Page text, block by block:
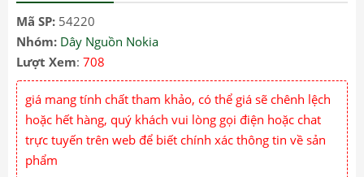
Mã SP: 54220
Nhóm: Dây Nguồn Nokia
Lượt Xem: 708
giá mang tính chất tham khảo, có thể giá sẽ chênh lệch
hoặc hết hàng, quý khách vui lòng gọi điện hoặc chat
trực tuyến trên web để biết chính xác thông tin về sản
phẩm